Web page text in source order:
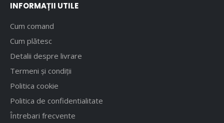
INFORMAȚII UTILE
Cum comand
Cum plătesc
Detalii despre livrare
Termeni și condiții
Politica cookie
Politica de confidentialitate
Întrebari frecvente